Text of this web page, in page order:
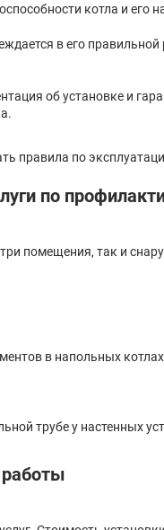
котла и
в его
об установке и
правила по
по
помещения, так и
в напольных
трубе у настенных
работы